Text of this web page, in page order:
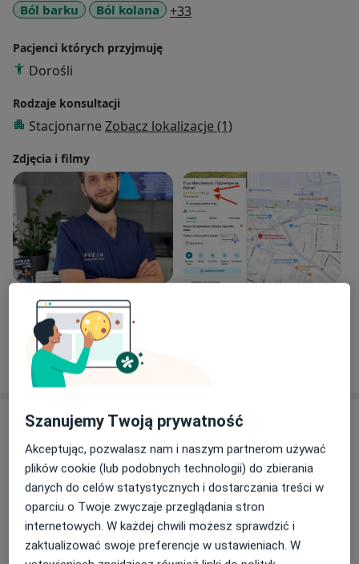
Ból barku
Ból kolana +33
Pacjenci których przyjmuję
Dorośli
Rodzaje konsultacji
Stacjonarne Zobacz lokalizacje (1)
Zdjęcia i filmy
Zobacz galerię (16)
Pokaż więcej
Aktualności
mgr Michał Mucha
Gryfińska 1, 60-192 Poznań
Wierzę, że droga do zdrowia zaczyna się od
zrozumienia sygnałów, które ciało wysyła nam
poprzez ból. Jako certyfikowany terapeuta i
Mistrz Naturopatii pomagam dotrzeć do źródła
Szanujemy Twoją prywatność
Akceptując, pozwalasz nam i naszym partnerom używać
plików cookie (lub podobnych technologii) do zbierania
danych do celów statystycznych i dostarczania treści w
oparciu o Twoje zwyczaje przeglądania stron
internetowych. W każdej chwili możesz sprawdzić i
zaktualizować swoje preferencje w ustawieniach. W